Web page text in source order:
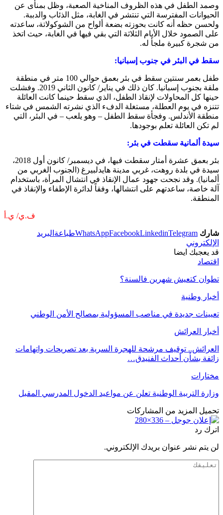
وصمد الطفل في هذه الظروف المناخية الصعبة، وظل بمنأى عن
الحيوانات المفترسة التي تنتشر في الغابة، مثل الذئاب والدببة.
ولحسن حظه أنه كانت بحوزته بضعة ألواح من الشوكولاتة، ساعدته
على الصمود خلال الأيام الثلاثة التي بقي فيها في الغابة، حيث اتخذ
من شجرة كبيرة ملجأ له.
سقط في البئر في جنوب إسبانيا:
طفل بعمر سنتين سقط في بئر بعمق حوالي 100 متر في منطقة
ملقة بجنوب إسبانيا. كان ذلك في يناير/ كانون الثاني 2019. وفشلت
حينها كل المحاولات لإنقاذ الطفل، الذي سقط حينما كانت العائلة
تتنزه في يوم العطلة، مستغلة الدفء الذي نشرته الشمس في شتاء
منطقة الأندلس. وفجأة سقط الطفل – وهو يلعب – في البئر، التي
لم تكن العائلة تعلم بوجودها.
سيدة ألمانية سقطت في بئر:
بئر بعمق عشرة أمتار سقطت فيها، في ديسمبر/ كانون أول 2018،
سيدة في بلدة روهت، غربي مدينة هايدلبيرغ (الجنوب الغربي من
ألمانيا). وقد نجحت جهود عمال الإنقاذ في انتشال المرأة، باستخدام
آلة خاصة، ساعدتهم على انتشالها، وفقاً لدائرة الإطفاء والإنقاذ في
المنطقة.
ف.ي/ ي.أ
شارك WhatsAppFacebookLinkedinTelegram طباعة البريد
الإلكتروني
قد يعجبك ايضا
اقتصاد
تطوان كتعيش شهرين فالسنة؟
أخبار وطنية
تعيينات جديدة في مناصب المسؤولية بمصالح الأمن الوطني
أخبار العرائش
العرائش.. توقيف مرشحة للهجرة السرية بعد تصريحات واتهامات
زائفة بشأن أحداث الفنيدق…
مختارات
وزارة التربية الوطنية تعلن عن مواعيد الدخول المدرسي المقبل
تحميل المزيد من المشاركات
اترك رد
لن يتم نشر عنوان بريدك الإلكتروني.